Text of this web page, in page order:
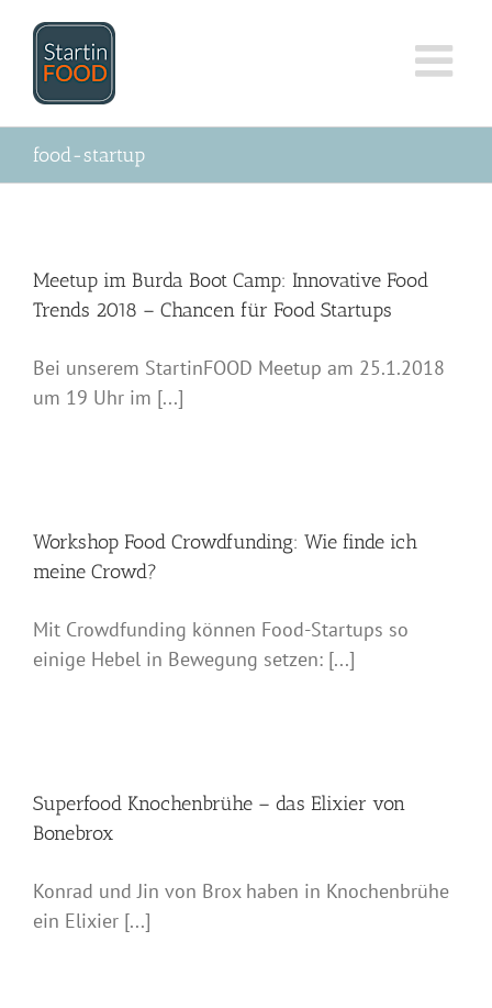
Inhalt
springen
food-startup
Meetup im Burda Boot Camp: Innovative Food
Trends 2018 – Chancen für Food Startups
Bei unserem StartinFOOD Meetup am 25.1.2018
um 19 Uhr im [...]
Workshop Food Crowdfunding: Wie finde ich
meine Crowd?
Mit Crowdfunding können Food-Startups so
einige Hebel in Bewegung setzen: [...]
Superfood Knochenbrühe – das Elixier von
Bonebrox
Konrad und Jin von Brox haben in Knochenbrühe
ein Elixier [...]